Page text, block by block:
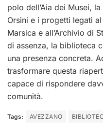
polo dell’Aia dei Musei,
Orsini e i progetti legati
Marsica e all’Archivio di
di assenza, la biblioteca
una presenza concreta.
trasformare questa
capace di rispondere
comunità.
Tags: AVEZZANO